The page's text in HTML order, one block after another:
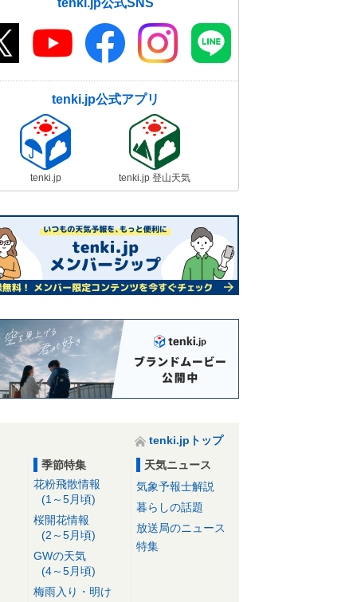
tenki.jp公式アプリ
tenki.jp tenki.jp 登山天気
tenki.jpトップ
季節特集
花粉飛散情報
(1～5月頃)
桜開花情報
(2～5月頃)
GWの天気
(4～5月頃)
梅雨入り・明け
天気ニュース
気象予報士解説
暮らしの話題
放送局のニュース
特集